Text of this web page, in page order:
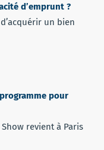
d’emprunt ?
un bien
pour
revient à Paris